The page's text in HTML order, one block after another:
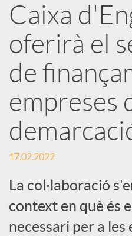
r
x
e
s
S
o
Caixa
oferirà el
de
empreses
17.02.2022
La col·laboració
context en què és
necessari per a